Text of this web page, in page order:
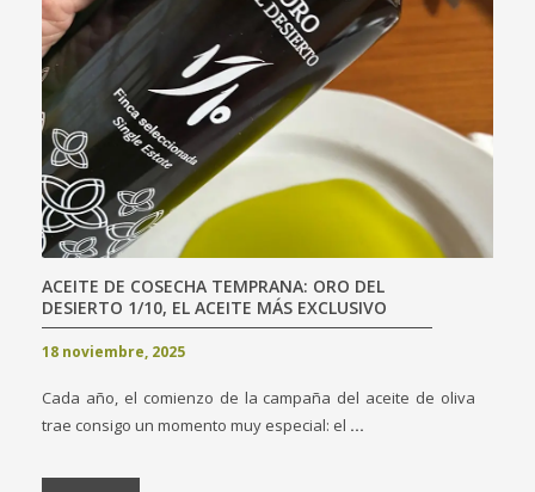
ACEITE DE COSECHA TEMPRANA: ORO DEL
DESIERTO 1/10, EL ACEITE MÁS EXCLUSIVO
18 noviembre, 2025
Cada año, el comienzo de la campaña del aceite de oliva
trae consigo un momento muy especial: el ...